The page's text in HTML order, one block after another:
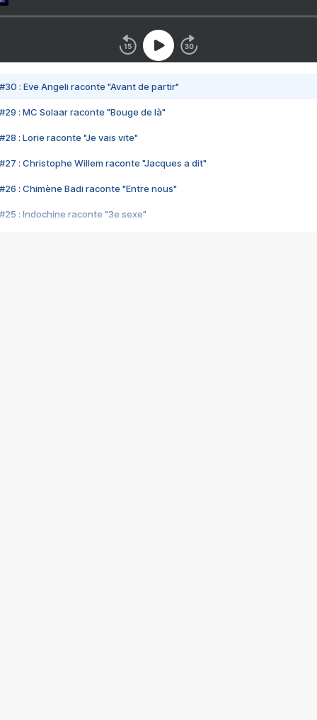
#30 : Eve Angeli raconte "Avant de partir"
#29 : MC Solaar raconte "Bouge de là"
#28 : Lorie raconte "Je vais vite"
#27 : Christophe Willem raconte "Jacques a dit"
#26 : Chimène Badi raconte "Entre nous"
#25 : Indochine raconte "3e sexe"